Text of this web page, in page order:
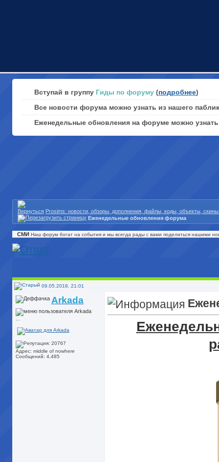
Вступай в группу Гиды по форуму (подробнее)
Все новости форума можно узнать из нашего
Еженедельные обновления на форуме можно
Prosims: новости, обзоры, дополнения, файлы, коды, объекты,
Еженедельные обновления форума
СМИ Наш форум богат на события и мы всегда рады с вами поделиться нашими
09.05.2018, 21:01
Arkada
Адрес: middle of nowhere
Сообщений: 4,485